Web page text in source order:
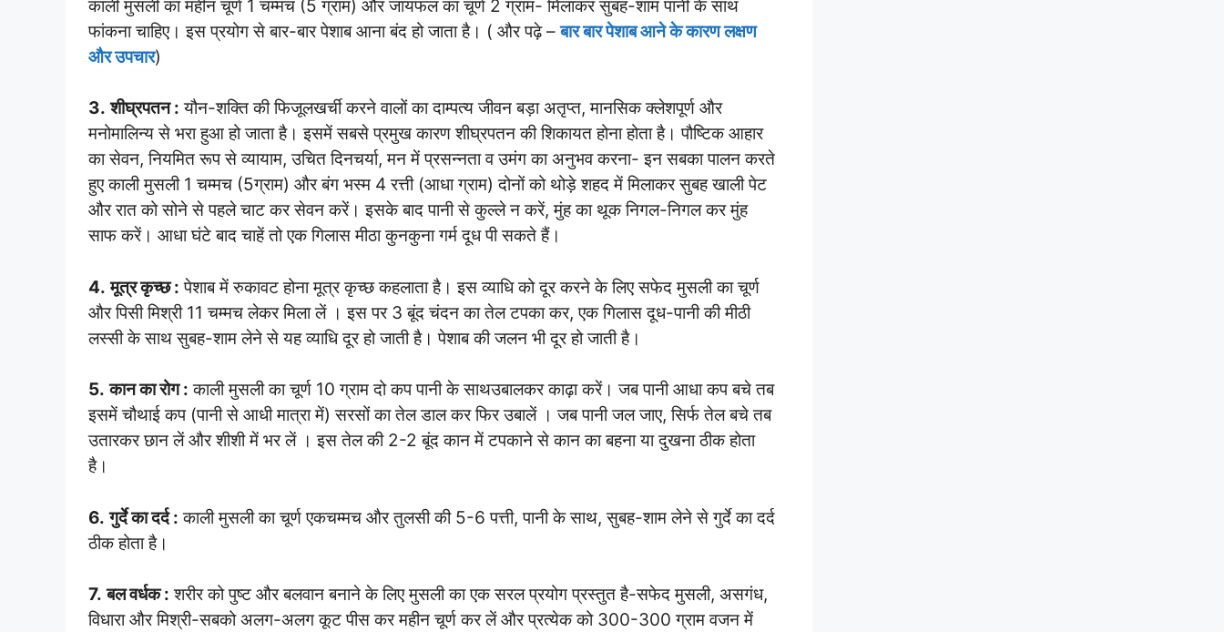
काली मुसली का महीन चूर्ण 1 चम्मच (5 ग्राम) और जायफल का चूर्ण 2 ग्राम- मिलाकर सुबह-शाम पानी के साथ
फांकना चाहिए। इस प्रयोग से बार-बार पेशाब आना बंद हो जाता है। ( और पढ़े – बार बार पेशाब आने के कारण लक्षण
और उपचार)
3. शीघ्रपतन : यौन-शक्ति की फिजूलखर्ची करने वालों का दाम्पत्य जीवन बड़ा अतृप्त, मानसिक क्लेशपूर्ण और
मनोमालिन्य से भरा हुआ हो जाता है। इसमें सबसे प्रमुख कारण शीघ्रपतन की शिकायत होना होता है। पौष्टिक आहार
का सेवन, नियमित रूप से व्यायाम, उचित दिनचर्या, मन में प्रसन्नता व उमंग का अनुभव करना- इन सबका पालन करते
हुए काली मुसली 1 चम्मच (5ग्राम) और बंग भस्म 4 रत्ती (आधा ग्राम) दोनों को थोड़े शहद में मिलाकर सुबह खाली पेट
और रात को सोने से पहले चाट कर सेवन करें। इसके बाद पानी से कुल्ले न करें, मुंह का थूक निगल-निगल कर मुंह
साफ करें। आधा घंटे बाद चाहें तो एक गिलास मीठा कुनकुना गर्म दूध पी सकते हैं।
4. मूत्र कृच्छ : पेशाब में रुकावट होना मूत्र कृच्छ कहलाता है। इस व्याधि को दूर करने के लिए सफेद मुसली का चूर्ण
और पिसी मिश्री 11 चम्मच लेकर मिला लें । इस पर 3 बूंद चंदन का तेल टपका कर, एक गिलास दूध-पानी की मीठी
लस्सी के साथ सुबह-शाम लेने से यह व्याधि दूर हो जाती है। पेशाब की जलन भी दूर हो जाती है।
5. कान का रोग : काली मुसली का चूर्ण 10 ग्राम दो कप पानी के साथउबालकर काढ़ा करें। जब पानी आधा कप बचे तब
इसमें चौथाई कप (पानी से आधी मात्रा में) सरसों का तेल डाल कर फिर उबालें । जब पानी जल जाए, सिर्फ तेल बचे तब
उतारकर छान लें और शीशी में भर लें । इस तेल की 2-2 बूंद कान में टपकाने से कान का बहना या दुखना ठीक होता
है।
6. गुर्दे का दर्द : काली मुसली का चूर्ण एकचम्मच और तुलसी की 5-6 पत्ती, पानी के साथ, सुबह-शाम लेने से गुर्दे का दर्द
ठीक होता है।
7. बल वर्धक : शरीर को पुष्ट और बलवान बनाने के लिए मुसली का एक सरल प्रयोग प्रस्तुत है-सफेद मुसली, असगंध,
विधारा और मिश्री-सबको अलग-अलग कूट पीस कर महीन चूर्ण कर लें और प्रत्येक को 300-300 ग्राम वजन में